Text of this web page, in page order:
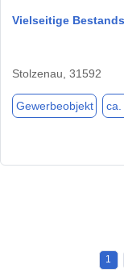
Vielseitige
Stolzenau, 31592
Gewerbeobjekt ca.
1